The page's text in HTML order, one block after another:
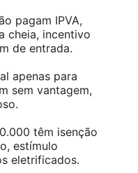
pagam IPVA,
cheia, incentivo
de entrada.
apenas para
sem vantagem,
têm isenção
estímulo
eletrificados.